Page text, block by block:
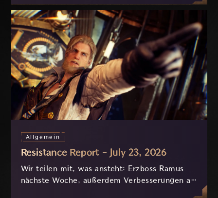
Stunden.
Allgemein
Resistance Report - July 23, 2026
Wir teilen mit, was ansteht: Erzboss Ramus
nächste Woche, außerdem Verbesserungen an